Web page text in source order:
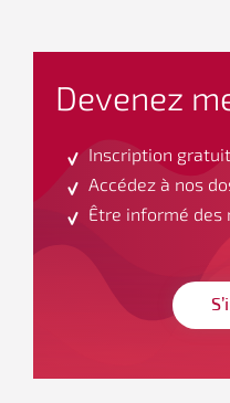
Devenez
Inscription
Accédez à nos
Être informé des